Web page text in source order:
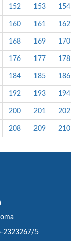
152 153 154
160 161 162
168 169 170
176 177 178
184 185 186
192 193 194
200 201 202
208 209 210
2323267/5